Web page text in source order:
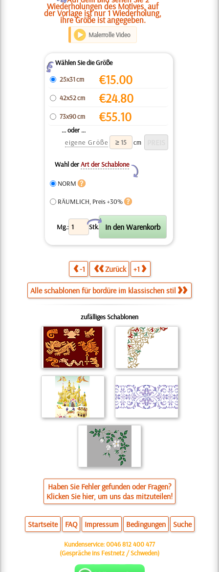
Wiederholungen des Motives, auf
der Vorlage ist nur 1 Wiederholung,
ihre Größe ist angegeben.
Malerrolle Video
ZWählen Sie die Größe
25x31 cm
€15.00
42x52 cm €24.80
73x90 cm €55.10
... oder ...
eigene Größe
cm
Wahl derArt der Schablone
Y
NORM
RÄUMLICH, Preis +30%
Mg.: Stk.
X
-1 Zurück +1
Alle schablonen für bordüre im klassischen stil
zufälliges Schablonen
Haben Sie Fehler gefunden oder Fragen?
Klicken Sie hier, um uns das mitzuteilen!
Startseite FAQ Impressum Bedingungen Suche
Kundenservice:0046 812 400 477
(Gespräche ins Festnetz / Schweden)